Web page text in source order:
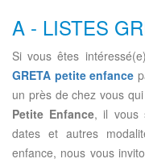
A - LISTES
Si vous êtes
GRETA petite enfance
un près de chez vous
Petite Enfance, il vous
dates et autres
enfance, nous vous